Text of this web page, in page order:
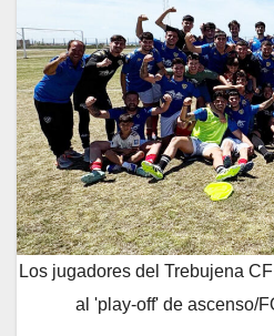
Los jugadores del Trebujena
al 'play-off' de ascenso/